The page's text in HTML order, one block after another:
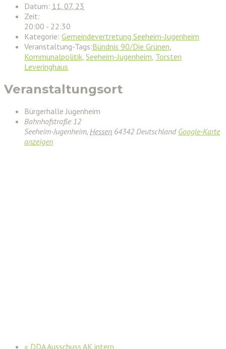
Datum: 11. 07. 23
Zeit:
20:00 - 22:30
Kategorie: Gemeindevertretung Seeheim-Jugenheim
Veranstaltung-Tags:Bündnis 90/Die Grünen
Kommunalpolitik Seeheim-Jugenheim Torsten
Leveringhaus
Veranstaltungsort
Bürgerhalle Jugenheim
Bahnhofstraße 12
Seeheim-Jugenheim, Hessen 64342 Deutschland Google-Karte
anzeigen
« DDA Ausschuss AK intern